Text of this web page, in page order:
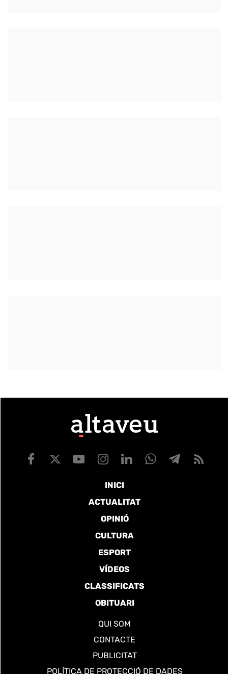
INICI
ACTUALITAT
OPINIÓ
CULTURA
ESPORT
VÍDEOS
CLASSIFICATS
OBITUARI
QUI SOM
CONTACTE
PUBLICITAT
POLÍTICA DE PROTECCIÓ DE DADES